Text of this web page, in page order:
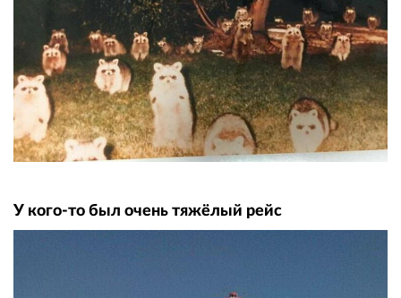
У кого-то был очень тяжёлый рейс